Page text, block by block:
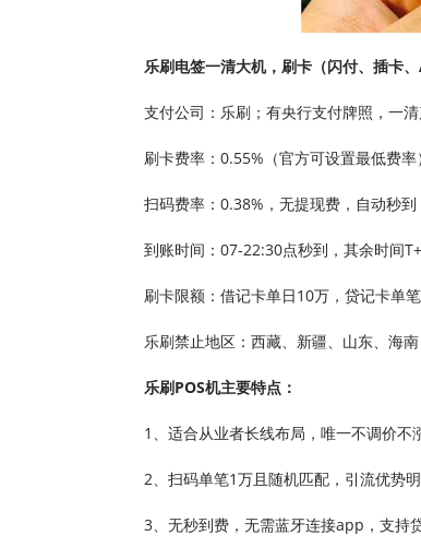
乐刷电签一清大机，刷卡（闪付、插卡
支付公司：乐刷；有央行支付牌照，一
刷卡费率：0.55%（官方可设置最低费
扫码费率：0.38%，无提现费，自动秒到
到账时间：07-22:30点秒到，其余时间
刷卡限额：借记卡单日10万，贷记卡单
乐刷禁止地区：西藏、新疆、山东、海南
乐刷POS机主要特点：
1、适合从业者长线布局，唯一不调价不
2、扫码单笔1万且随机匹配，引流优势明
3、无秒到费，无需蓝牙连接app，支持